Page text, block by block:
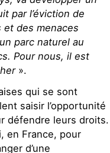
par l’éviction de
et des menaces
parc naturel au
Pour nous, il est
».
qui se sont
saisir l’opportunité
défendre leurs droits.
en France, pour
d’une